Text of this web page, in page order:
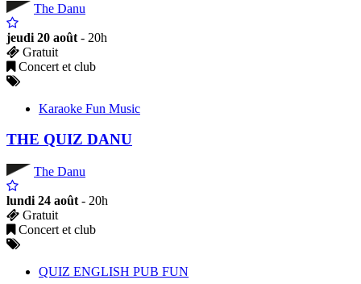
The Danu
jeudi 20 août - 20h
Gratuit
Concert et club
Karaoke Fun Music
THE QUIZ DANU
The Danu
lundi 24 août - 20h
Gratuit
Concert et club
QUIZ ENGLISH PUB FUN